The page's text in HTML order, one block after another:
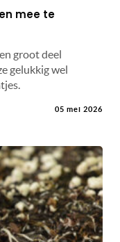
mee te
groot deel
gelukkig wel
05 mei 2026